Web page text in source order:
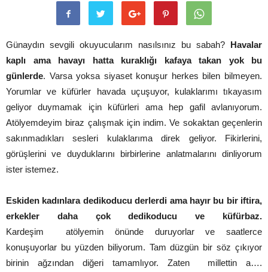
Günaydın sevgili okuyucularım nasılsınız bu sabah? Havalar
kaplı ama havayı hatta kuraklığı kafaya takan yok bu
günlerde. Varsa yoksa siyaset konuşur herkes bilen bilmeyen.
Yorumlar ve küfürler havada uçuşuyor, kulaklarımı tıkayasım
geliyor duymamak için küfürleri ama hep gafil avlanıyorum.
Atölyemdeyim biraz çalışmak için indim. Ve sokaktan geçenlerin
sakınmadıkları sesleri kulaklarıma direk geliyor. Fikirlerini,
görüşlerini ve duyduklarını birbirlerine anlatmalarını dinliyorum
ister istemez.
Eskiden kadınlara dedikoducu derlerdi ama hayır bu bir iftira,
erkekler daha çok dedikoducu ve küfürbaz.
Kardeşim atölyemin önünde duruyorlar ve saatlerce
konuşuyorlar bu yüzden biliyorum. Tam düzgün bir söz çıkıyor
birinin ağzından diğeri tamamlıyor. Zaten millettin a….